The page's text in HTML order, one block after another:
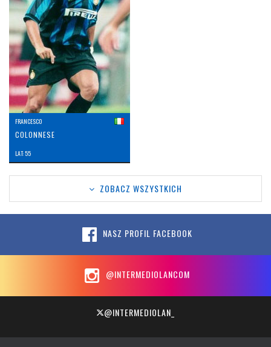
FRANCESCO
COLONNESE
LAT: 55
ZOBACZ WSZYSTKICH
NASZ PROFIL FACEBOOK
@INTERMEDIOLANCOM
@INTERMEDIOLAN_